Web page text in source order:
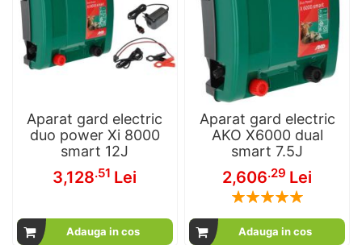
Aparat gard electric
duo power Xi 8000
smart 12J
3,128.51 Lei
Adauga in cos
Aparat gard electric
AKO X6000 dual
smart 7.5J
2,606.29 Lei
Rating:
Adauga in cos